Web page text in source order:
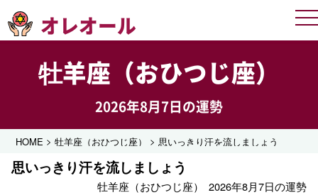
オレオール
牡羊座（おひつじ座）
2026年8月7日の運勢
HOME >牡羊座（おひつじ座） > 思いっきり汗を流しましょう
思いっきり汗を流しましょう
牡羊座（おひつじ座） 2026年8月7日の運勢